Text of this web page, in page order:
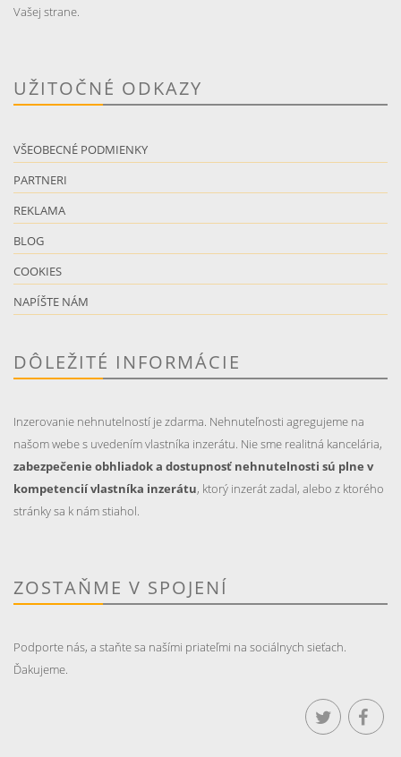
Vašej strane.
UŽITOČNÉ ODKAZY
VŠEOBECNÉ PODMIENKY
PARTNERI
REKLAMA
BLOG
COOKIES
NAPÍŠTE NÁM
DÔLEŽITÉ INFORMÁCIE
Inzerovanie nehnutelností je zdarma. Nehnuteľnosti agregujeme na
našom webe s uvedením vlastníka inzerátu. Nie sme realitná kancelária,
zabezpečenie obhliadok a dostupnosť nehnutelnosti sú plne v
kompetencií vlastníka inzerátu, ktorý inzerát zadal, alebo z ktorého
stránky sa k nám stiahol.
ZOSTAŇME V SPOJENÍ
Podporte nás, a staňte sa našími priateľmi na sociálnych sieťach.
Ďakujeme.